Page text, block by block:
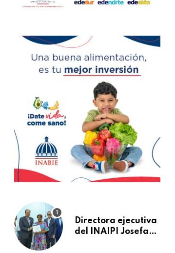
Directora ejecutiva
del INAIPI Josefa